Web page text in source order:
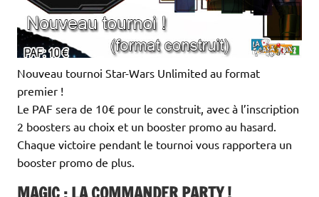
Nouveau tournoi Star-Wars Unlimited au format
premier !
Le PAF sera de 10€ pour le construit, avec à l’inscription
2 boosters au choix et un booster promo au hasard.
Chaque victoire pendant le tournoi vous rapportera un
booster promo de plus.